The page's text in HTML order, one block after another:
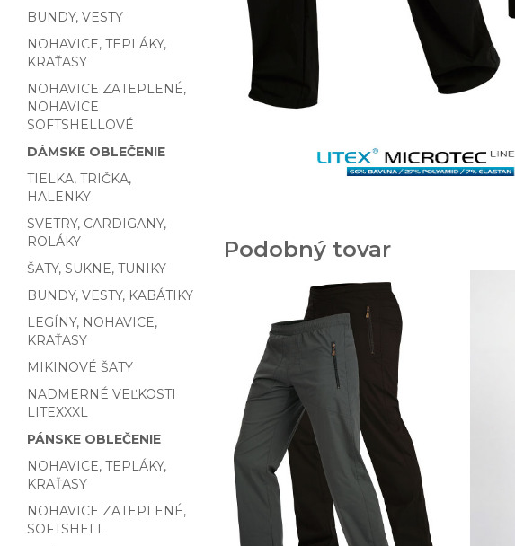
BUNDY, VESTY
NOHAVICE, TEPLÁKY,
KRAŤASY
NOHAVICE ZATEPLENÉ,
NOHAVICE
SOFTSHELLOVÉ
DÁMSKE OBLEČENIE
TIELKA, TRIČKA,
HALENKY
SVETRY, CARDIGANY,
ROLÁKY
ŠATY, SUKNE, TUNIKY
BUNDY, VESTY, KABÁTIKY
LEGÍNY, NOHAVICE,
KRAŤASY
MIKINOVÉ ŠATY
NADMERNÉ VEĽKOSTI
LITEXXXL
PÁNSKE OBLEČENIE
NOHAVICE, TEPLÁKY,
KRAŤASY
NOHAVICE ZATEPLENÉ,
SOFTSHELL
Podobný tovar